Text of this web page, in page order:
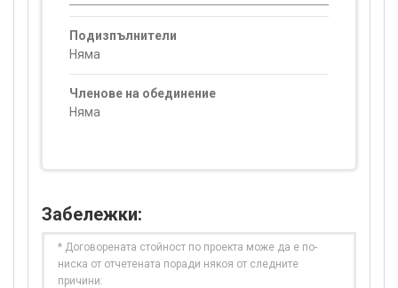
Подизпълнители
Няма
Членове на обединение
Няма
Забележки:
* Договорената стойност по проекта може да е по-
ниска от отчетената поради някоя от следните
причини: